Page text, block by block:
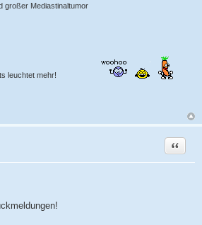
großer Mediastinaltumor
leuchtet mehr!
Zitat